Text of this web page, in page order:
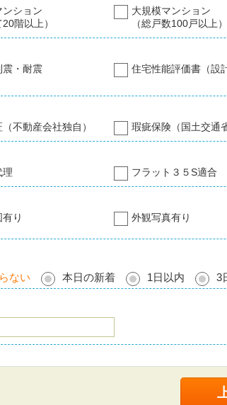
ンション
20階以上）
大規模マンション
（総戸数100戸以上）
震・耐震 住宅性能評価書（設
不動産会社独自） 瑕疵保険（国土交通
理 フラット３５S適合
り 外観写真有り
ない 本日の新着 1日以内 3